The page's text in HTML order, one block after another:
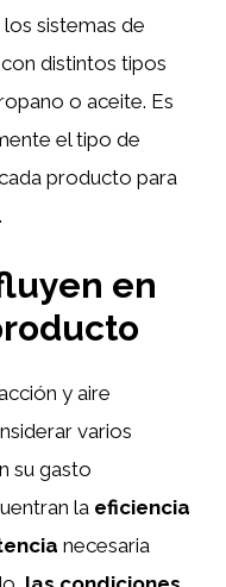
sistemas de
distintos tipos
o aceite. Es
el tipo de
producto para
en
y aire
varios
su gasto
la eficiencia
necesaria